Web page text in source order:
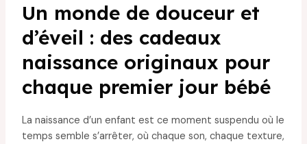
Un monde de douceur et
d’éveil : des cadeaux
naissance originaux pour
chaque premier jour bébé
La naissance d’un enfant est ce moment suspendu où le
temps semble s’arrêter, où chaque son, chaque texture,